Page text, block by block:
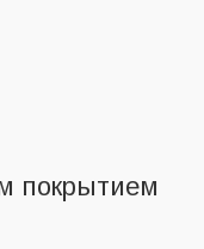
покрытием